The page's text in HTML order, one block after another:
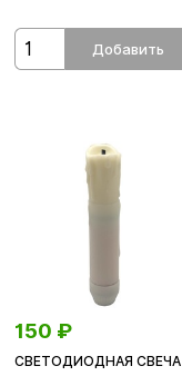
Добавить
150 ₽
СВЕТОДИОДНАЯ СВЕЧА